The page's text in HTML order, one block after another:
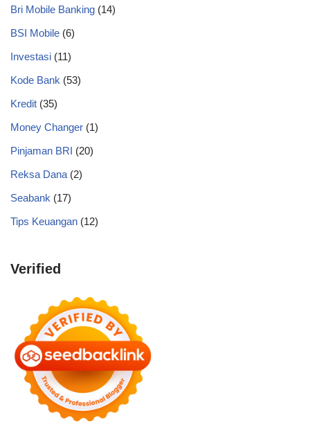
Bri Mobile Banking (14)
BSI Mobile (6)
Investasi (11)
Kode Bank (53)
Kredit (35)
Money Changer (1)
Pinjaman BRI (20)
Reksa Dana (2)
Seabank (17)
Tips Keuangan (12)
Verified